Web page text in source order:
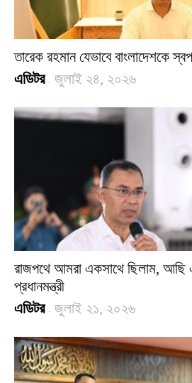
তারেক রহমান যেভাবে বাংলাদেশকে
এডিটর - জুলাই ২৪, ২০২৬
রাজপথে আমরা একসাথে ছিলাম, আছি
প্রধানমন্ত্রী
এডিটর - জুলাই ২১, ২০২৬